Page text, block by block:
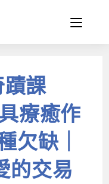
課
療癒作
缺｜
交易